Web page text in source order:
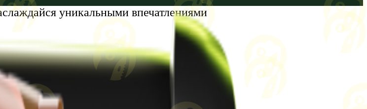
уникальными впечатлениями
N 32, Apartment N87, Floor N6
играми?